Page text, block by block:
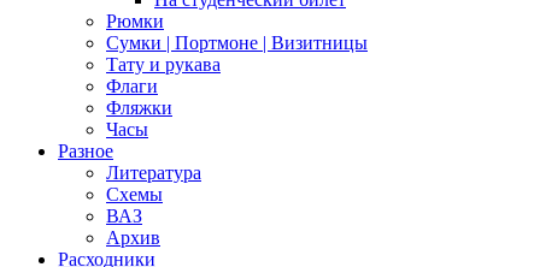
Рюмки
Сумки | Портмоне | Визитницы
Тату и рукава
Флаги
Фляжки
Часы
Разное
Литература
Схемы
ВАЗ
Архив
Расходники